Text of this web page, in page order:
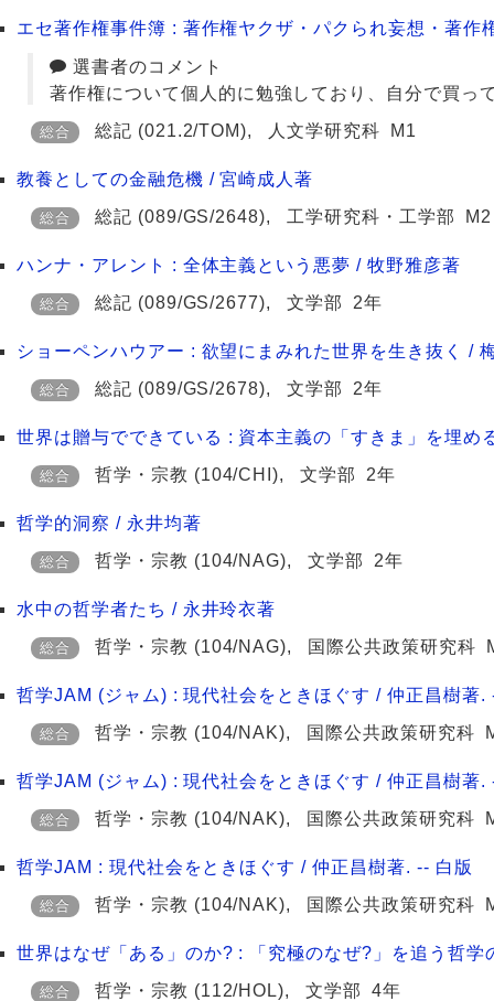
エセ著作権事件簿 : 著作権ヤクザ・パクられ妄想・著作
選書者のコメント
著作権について個人的に勉強しており、自分で買っ
総合 総記 (021.2/TOM), 人文学研究科 M1
教養としての金融危機 / 宮崎成人著
総合 総記 (089/GS/2648), 工学研究科・工学部 M2
ハンナ・アレント : 全体主義という悪夢 / 牧野雅彦著
総合 総記 (089/GS/2677),文学部 2年
ショーペンハウアー : 欲望にまみれた世界を生き抜く /
総合 総記 (089/GS/2678),文学部 2年
世界は贈与でできている : 資本主義の「すきま」を埋め
総合 哲学・宗教 (104/CHI),文学部 2年
哲学的洞察 / 永井均著
総合 哲学・宗教 (104/NAG),文学部 2年
水中の哲学者たち / 永井玲衣著
総合 哲学・宗教 (104/NAG), 国際公共政策研究科
哲学JAM (ジャム) : 現代社会をときほぐす / 仲正昌樹著.
総合 哲学・宗教 (104/NAK), 国際公共政策研究科
哲学JAM (ジャム) : 現代社会をときほぐす / 仲正昌樹著.
総合 哲学・宗教 (104/NAK), 国際公共政策研究科
哲学JAM : 現代社会をときほぐす / 仲正昌樹著. -- 白版
総合 哲学・宗教 (104/NAK), 国際公共政策研究科
世界はなぜ「ある」のか? : 「究極のなぜ?」を追う哲
総合 哲学・宗教 (112/HOL),文学部 4年